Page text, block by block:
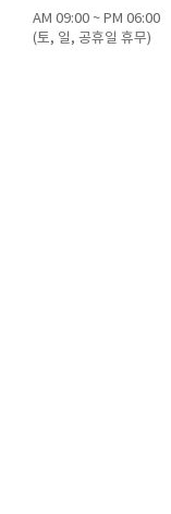
AM 09:00 ~ PM 06:00
(토, 일, 공휴일 휴무)